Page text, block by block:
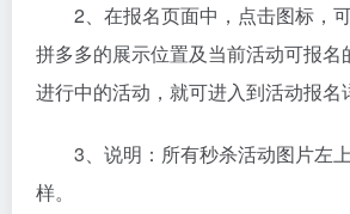
2、在报名页面中，点击图标，
拼多多的展示位置及当前活动可报名
进行中的活动，就可进入到活动报名
3、说明：所有秒杀活动图片左
样。